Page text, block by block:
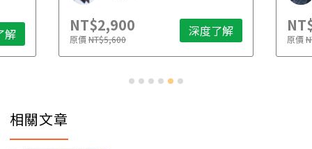
解 NT$2,900
原價NT$5,600 深度了解 原價
相關文章